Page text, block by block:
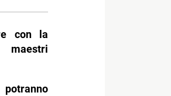
con la
maestri